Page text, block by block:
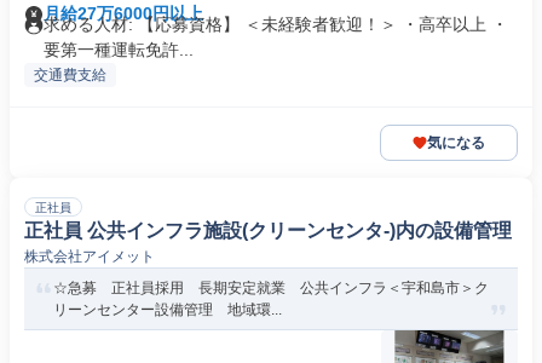
月給27万6000円以上
求める人材: 【応募資格】 ＜未経験者歓迎！＞ ・高卒以上 ・
要第一種運転免許...
交通費支給
気になる
正社員
正社員 公共インフラ施設(クリーンセンタ-)内の設備管理
株式会社アイメット
☆急募 正社員採用 長期安定就業 公共インフラ＜宇和島市＞ク
リーンセンター設備管理 地域環...